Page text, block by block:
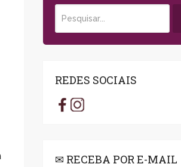
REDES SOCIAIS
✉ RECEBA POR E-MAIL